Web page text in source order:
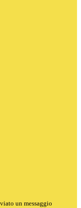
un messaggio